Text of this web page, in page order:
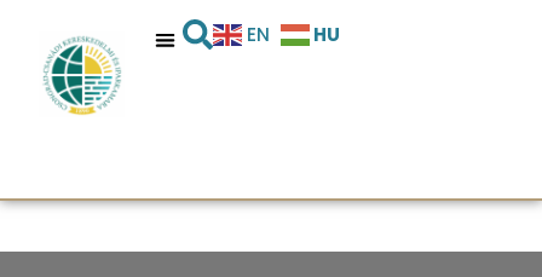
EN HU